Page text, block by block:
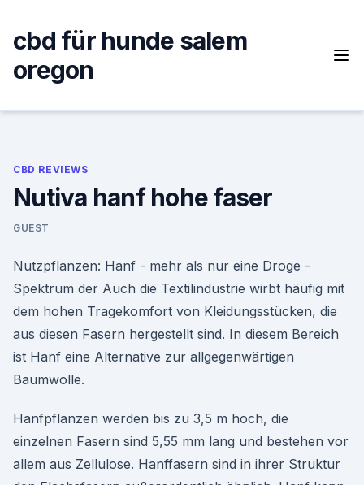
content
cbd für hunde salem
oregon
CBD REVIEWS
Nutiva hanf hohe faser
GUEST
Nutzpflanzen: Hanf - mehr als nur eine Droge -
Spektrum der Auch die Textilindustrie wirbt häufig mit
dem hohen Tragekomfort von Kleidungsstücken, die
aus diesen Fasern hergestellt sind. In diesem Bereich
ist Hanf eine Alternative zur allgegenwärtigen
Baumwolle.
Hanfpflanzen werden bis zu 3,5 m hoch, die
einzelnen Fasern sind 5,55 mm lang und bestehen vor
allem aus Zellulose. Hanffasern sind in ihrer Struktur